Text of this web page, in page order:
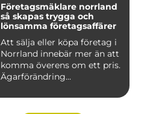
Företagsmäklare norrland
så skapas trygga och
lönsamma företagsaffärer
Att sälja eller köpa företag i
Norrland innebär mer än att
komma överens om ett pris.
Ägarförändring...